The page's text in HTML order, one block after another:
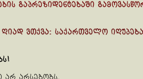
გაპრეზიდენტებაში
ვთქვა: საქართველო